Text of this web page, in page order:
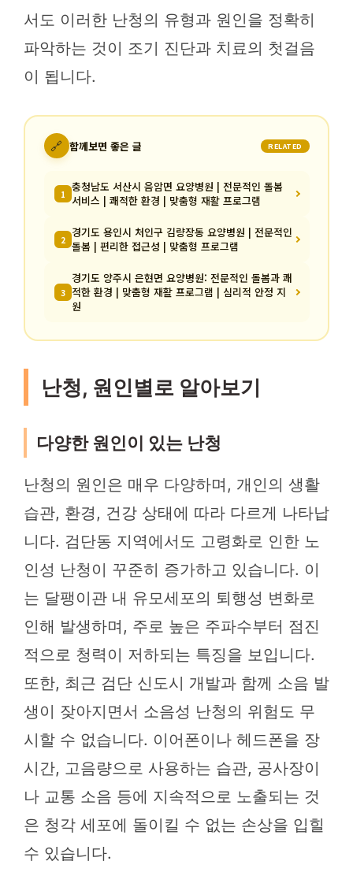
서도 이러한 난청의 유형과 원인을 정확히
파악하는 것이 조기 진단과 치료의 첫걸음
이 됩니다.
🔗 함께보면 좋은 글 RELATED
1 충청남도 서산시 음암면 요양병원 | 전문적인 돌봄
서비스 | 쾌적한 환경 | 맞춤형 재활 프로그램
2 경기도 용인시 처인구 김량장동 요양병원 | 전문적인
돌봄 | 편리한 접근성 | 맞춤형 프로그램
3
경기도 양주시 은현면 요양병원: 전문적인 돌봄과 쾌
적한 환경 | 맞춤형 재활 프로그램 | 심리적 안정 지
원
난청, 원인별로 알아보기
다양한 원인이 있는 난청
난청의 원인은 매우 다양하며, 개인의 생활
습관, 환경, 건강 상태에 따라 다르게 나타납
니다. 검단동 지역에서도 고령화로 인한 노
인성 난청이 꾸준히 증가하고 있습니다. 이
는 달팽이관 내 유모세포의 퇴행성 변화로
인해 발생하며, 주로 높은 주파수부터 점진
적으로 청력이 저하되는 특징을 보입니다.
또한, 최근 검단 신도시 개발과 함께 소음 발
생이 잦아지면서 소음성 난청의 위험도 무
시할 수 없습니다. 이어폰이나 헤드폰을 장
시간, 고음량으로 사용하는 습관, 공사장이
나 교통 소음 등에 지속적으로 노출되는 것
은 청각 세포에 돌이킬 수 없는 손상을 입힐
수 있습니다.